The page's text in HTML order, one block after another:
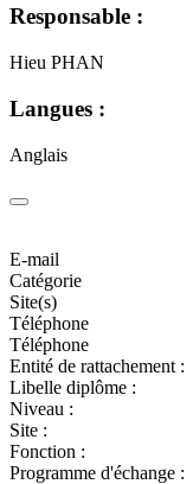
Responsable :
Hieu PHAN
Langues :
Anglais
E-mail
Catégorie
Site(s)
Téléphone
Téléphone
Entité de rattachement :
Libelle diplôme :
Niveau :
Site :
Fonction :
Programme d'échange :